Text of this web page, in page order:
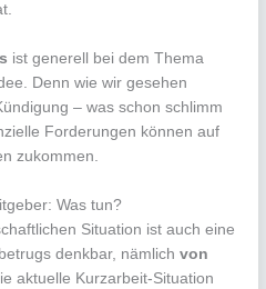
ist generell bei dem Thema
Denn wie wir gesehen
– was schon schlimm
Forderungen können auf
zukommen.
Was tun?
Situation ist auch eine
denkbar, nämlichvon
aktuelle Kurzarbeit-Situation